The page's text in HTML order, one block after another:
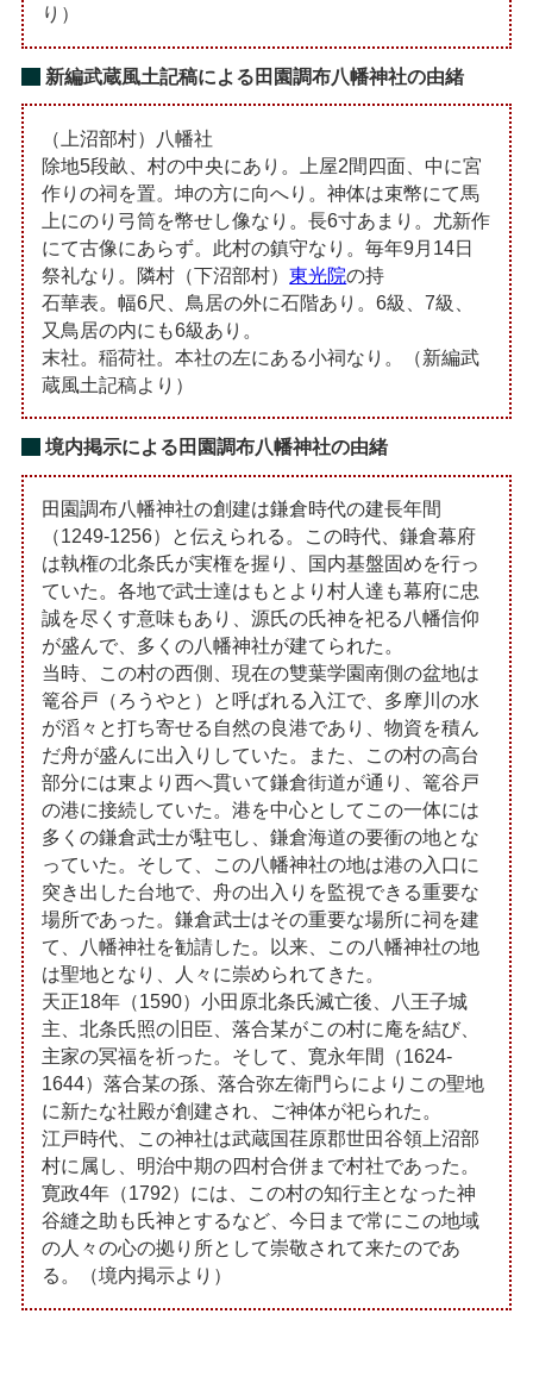
り）
新編武蔵風土記稿による田園調布八幡神社の由緒
（上沼部村）八幡社
除地5段畝、村の中央にあり。上屋2間四面、中に宮
作りの祠を置。坤の方に向へり。神体は束幣にて馬
上にのり弓筒を幣せし像なり。長6寸あまり。尤新作
にて古像にあらず。此村の鎮守なり。毎年9月14日
祭礼なり。隣村（下沼部村）東光院の持
石華表。幅6尺、鳥居の外に石階あり。6級、7級、
又鳥居の内にも6級あり。
末社。稲荷社。本社の左にある小祠なり。（新編武
蔵風土記稿より）
境内掲示による田園調布八幡神社の由緒
田園調布八幡神社の創建は鎌倉時代の建長年間
（1249-1256）と伝えられる。この時代、鎌倉幕府
は執権の北条氏が実権を握り、国内基盤固めを行っ
ていた。各地で武士達はもとより村人達も幕府に忠
誠を尽くす意味もあり、源氏の氏神を祀る八幡信仰
が盛んで、多くの八幡神社が建てられた。
当時、この村の西側、現在の雙葉学園南側の盆地は
篭谷戸（ろうやと）と呼ばれる入江で、多摩川の水
が滔々と打ち寄せる自然の良港であり、物資を積ん
だ舟が盛んに出入りしていた。また、この村の高台
部分には東より西へ貫いて鎌倉街道が通り、篭谷戸
の港に接続していた。港を中心としてこの一体には
多くの鎌倉武士が駐屯し、鎌倉海道の要衝の地とな
っていた。そして、この八幡神社の地は港の入口に
突き出した台地で、舟の出入りを監視できる重要な
場所であった。鎌倉武士はその重要な場所に祠を建
て、八幡神社を勧請した。以来、この八幡神社の地
は聖地となり、人々に崇められてきた。
天正18年（1590）小田原北条氏滅亡後、八王子城
主、北条氏照の旧臣、落合某がこの村に庵を結び、
主家の冥福を祈った。そして、寛永年間（1624-
1644）落合某の孫、落合弥左衛門らによりこの聖地
に新たな社殿が創建され、ご神体が祀られた。
江戸時代、この神社は武蔵国荏原郡世田谷領上沼部
村に属し、明治中期の四村合併まで村社であった。
寛政4年（1792）には、この村の知行主となった神
谷縫之助も氏神とするなど、今日まで常にこの地域
の人々の心の拠り所として崇敬されて来たのであ
る。（境内掲示より）